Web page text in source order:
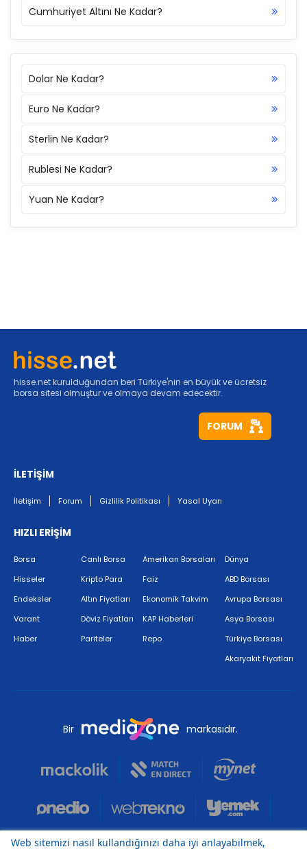
Cumhuriyet Altını Ne Kadar?
Dolar Ne Kadar?
Euro Ne Kadar?
Sterlin Ne Kadar?
Rublesi Ne Kadar?
Yuan Ne Kadar?
hisse.net kurulduğundan beri Türkiye'nin en büyük ve ücretsiz
borsa sitesi olmuştur ve olmaya devam edecektir.
FORUM
İLETİŞİM
İletişim Forum Gizlilik Politikası Yasal Uyarı
HIZLI ERİŞİM
Borsa
Hisseler
Endeksler
Varant
Haber
Canlı Borsa
Kripto Para
Altın Fiyatları
Döviz Fiyatları
Pariteler
Amerikan Borsaları
Faiz
Ekonomik Takvim
KAP Haberleri
Repo
Dünya
ABD Borsası
Avrupa Borsası
Asya Borsası
Türkiye Borsası
Akaryakıt Fiyatları
Bir markasıdır.